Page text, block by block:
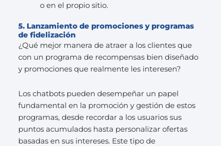
o en el propio sitio.
5. Lanzamiento de promociones y programas
de fidelización
¿Qué mejor manera de atraer a los clientes que
con un programa de recompensas bien diseñado
y promociones que realmente les interesen?
Los chatbots pueden desempeñar un papel
fundamental en la promoción y gestión de estos
programas, desde recordar a los usuarios sus
puntos acumulados hasta personalizar ofertas
basadas en sus intereses. Este tipo de